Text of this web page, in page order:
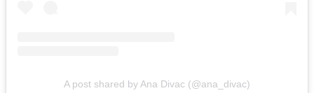
A post shared by Ana Divac (@ana_divac)